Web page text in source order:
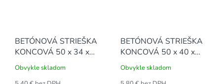
BETÓNOVÁ STRIEŠKA
KONCOVÁ 50 x 34 x
5,1 cm, ŠIKMÁ
Obvykle skladom
BETÓNOVÁ STRIEŠKA
KONCOVÁ 50 x 40 x
5,5 cm, ŠIKMÁ
Obvykle skladom